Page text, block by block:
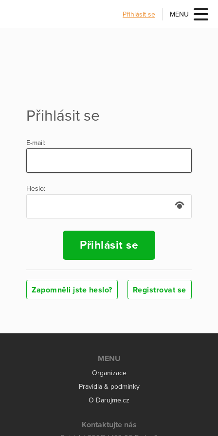
Přihlásit se MENU
Přihlásit se
E-mail:
Heslo:
Přihlásit se
Zapomněli jste heslo? Registrovat se
MENU
Organizace
Pravidla & podmínky
O Darujme.cz
Kontaktujte nás